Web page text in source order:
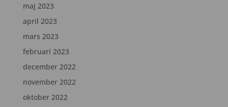
maj 2023
april 2023
mars 2023
februari 2023
december 2022
november 2022
oktober 2022